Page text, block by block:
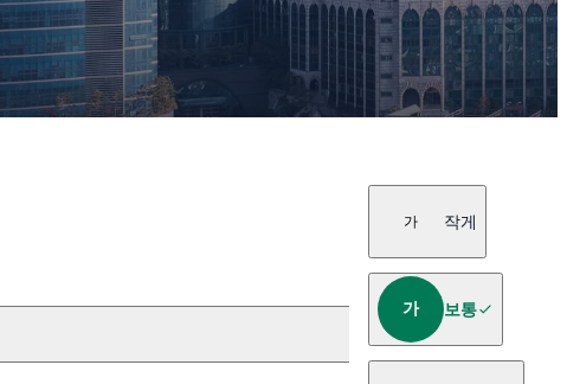
가 작게
가 보통